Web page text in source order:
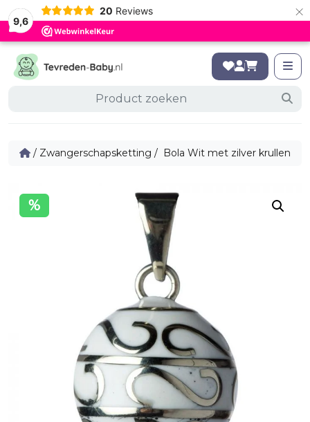
9,6
20 Reviews ×
/ Zwangerschapsketting / Bola Wit met zilver krullen
%